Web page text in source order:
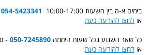
בימים א-ה בין השעות 10:00-17:00 054-5423341 -
או לחצו להודעה כעת
כל שאר השבוע בכל שעות היממה 050-7245890
-
או לחצו להודעה כעת